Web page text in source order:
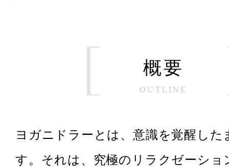
概要
OUTLINE
ヨガニドラーとは、意識を覚醒した
す。それは、究極のリラクゼーショ